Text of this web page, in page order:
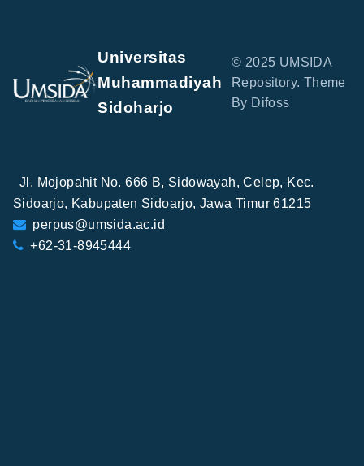
Universitas
Muhammadiyah
Sidoharjo
© 2025 UMSIDA
Repository. Theme
By Difoss
Jl. Mojopahit No. 666 B, Sidowayah, Celep, Kec.
Sidoarjo, Kabupaten Sidoarjo, Jawa Timur 61215
perpus@umsida.ac.id
+62-31-8945444